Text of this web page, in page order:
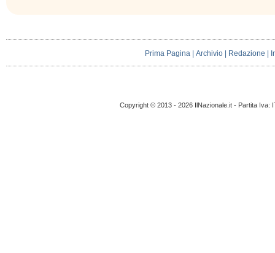
Prima Pagina |Archivio | Redazione |
Copyright © 2013 - 2026 IlNazionale.it - Partita Iva: